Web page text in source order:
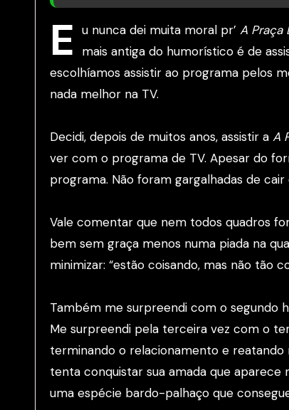
E u nunca dei muita moral pr’ A Praça
mais antiga do humorístico é de
escolhíamos assistir ao programa pelos
nada melhor na TV.
Decidi, depois de muitos anos, assistir a A
ver com o programa de TV. Apesar do
programa. Não foram gargalhadas de
Vale comentar que nem todos quadros
bem sem graça menos numa piada na
minimizar: “estão coisando, mas não tão
Também me surpreendi com o segundo
Me surpreendi pela terceira vez com o
terminando o relacionamento e reatando
tenta conquistar sua amada que
uma espécie bardo-palhaço que